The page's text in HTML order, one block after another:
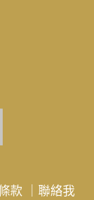
款 ｜聯絡我